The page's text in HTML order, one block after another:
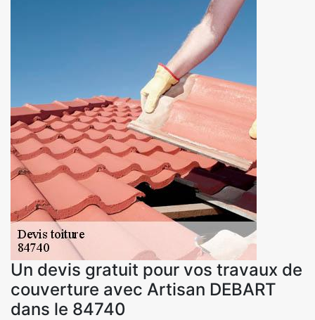
Un devis gratuit pour vos travaux de
couverture avec Artisan DEBART
dans le 84740